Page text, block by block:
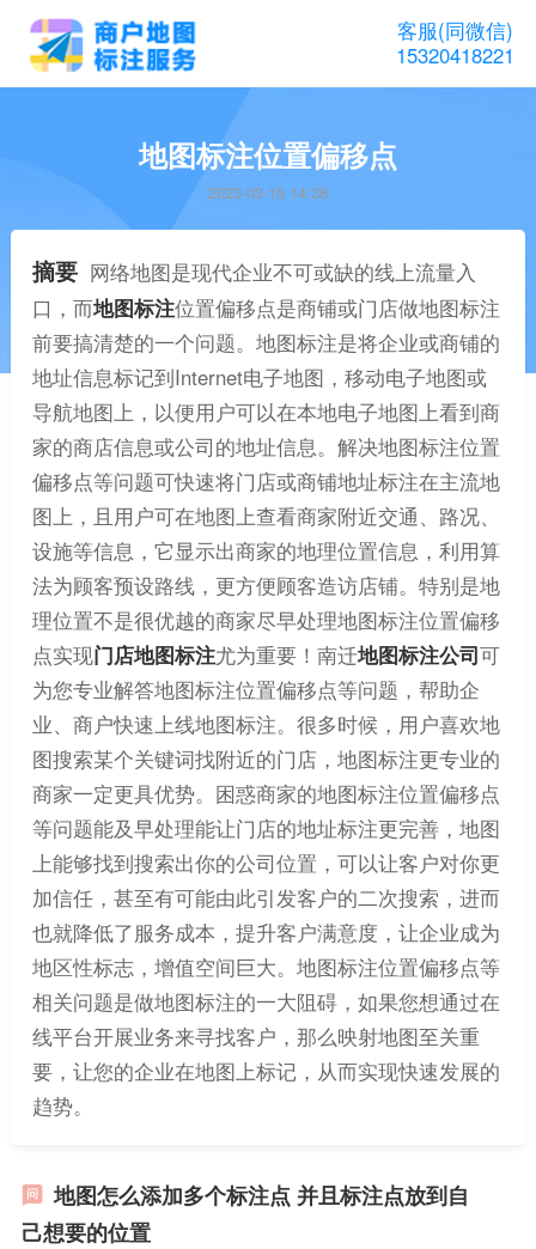
客服(同微信)
15320418221
地图标注位置偏移点
2023-03-16 14:38
摘要 网络地图是现代企业不可或缺的线上流量入
口，而地图标注位置偏移点是商铺或门店做地图标注
前要搞清楚的一个问题。地图标注是将企业或商铺的
地址信息标记到Internet电子地图，移动电子地图或
导航地图上，以便用户可以在本地电子地图上看到商
家的商店信息或公司的地址信息。解决地图标注位置
偏移点等问题可快速将门店或商铺地址标注在主流地
图上，且用户可在地图上查看商家附近交通、路况、
设施等信息，它显示出商家的地理位置信息，利用算
法为顾客预设路线，更方便顾客造访店铺。特别是地
理位置不是很优越的商家尽早处理地图标注位置偏移
点实现门店地图标注尤为重要！南迁地图标注公司可
为您专业解答地图标注位置偏移点等问题，帮助企
业、商户快速上线地图标注。很多时候，用户喜欢地
图搜索某个关键词找附近的门店，地图标注更专业的
商家一定更具优势。困惑商家的地图标注位置偏移点
等问题能及早处理能让门店的地址标注更完善，地图
上能够找到搜索出你的公司位置，可以让客户对你更
加信任，甚至有可能由此引发客户的二次搜索，进而
也就降低了服务成本，提升客户满意度，让企业成为
地区性标志，增值空间巨大。地图标注位置偏移点等
相关问题是做地图标注的一大阻碍，如果您想通过在
线平台开展业务来寻找客户，那么映射地图至关重
要，让您的企业在地图上标记，从而实现快速发展的
趋势。
地图怎么添加多个标注点 并且标注点放到自
己想要的位置